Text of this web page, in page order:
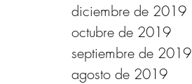
diciembre de 2019
octubre de 2019
septiembre de 2019
agosto de 2019